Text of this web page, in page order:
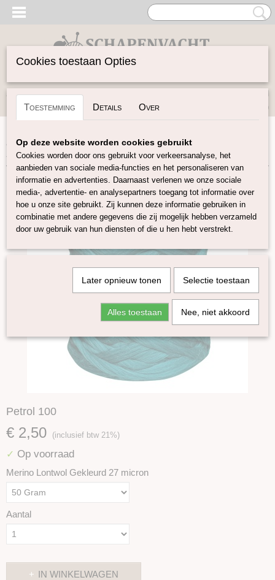
Inloggen Registreren
(0)
Home>Spinwol>Gekleurde Lontwol 27/23 mic
100
Petrol 100
€ 2,50 (inclusief btw 21%)
✓ Op voorraad
Merino Lontwol Gekleurd 27 micron
Aantal
IN WINKELWAGEN
Cookies toestaan Opties
Toestemming Details Over
Op deze website worden cookies gebruikt
Cookies worden door ons gebruikt voor verkeersanalyse, het
aanbieden van sociale media-functies en het personaliseren van
informatie en advertenties. Daarnaast verlenen we onze sociale
media-, advertentie- en analysepartners toegang tot informatie over
hoe u onze site gebruikt. Zij kunnen deze informatie gebruiken in
combinatie met andere gegevens die zij mogelijk hebben verzameld
door uw gebruik van hun diensten of die u hen hebt verstrekt.
Later opnieuw tonen Selectie toestaan
Alles toestaan Nee, niet akkoord